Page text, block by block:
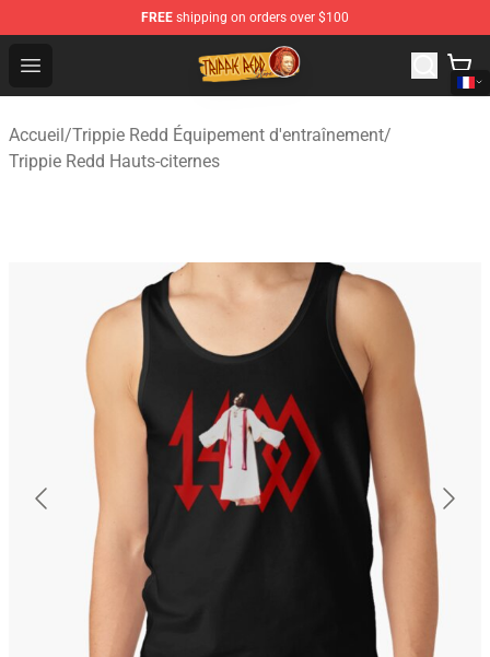
FREE shipping on orders over $100
Open menu
Trippie Redd Store - Official Trippie Redd Merchandise
Accueil/Trippie Redd Équipement d'entraînement/
Trippie Redd Hauts-citernes